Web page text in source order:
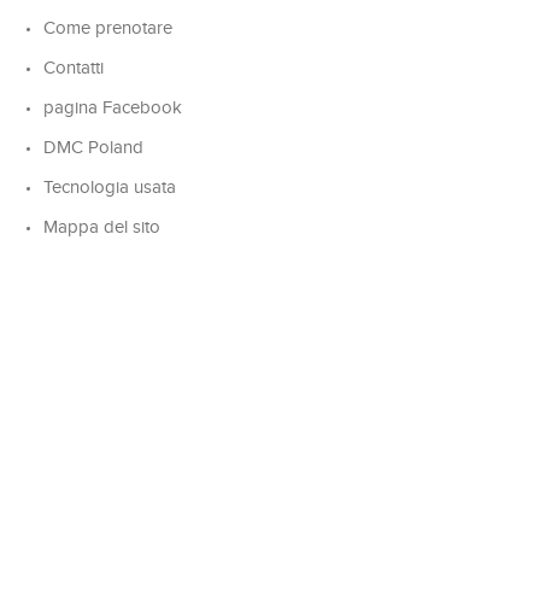
Come prenotare
Contatti
pagina Facebook
DMC Poland
Tecnologia usata
Mappa del sito